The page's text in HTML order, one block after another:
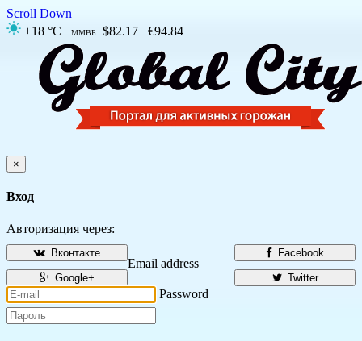
Scroll Down
+18 °C
ММВБ $82.17 €94.84
×
Вход
Авторизация через:
Facebook
Вконтакте
Twitter
Google+
Email address
Password